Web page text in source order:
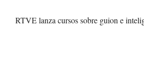
RTVE lanza cursos sobre guion e